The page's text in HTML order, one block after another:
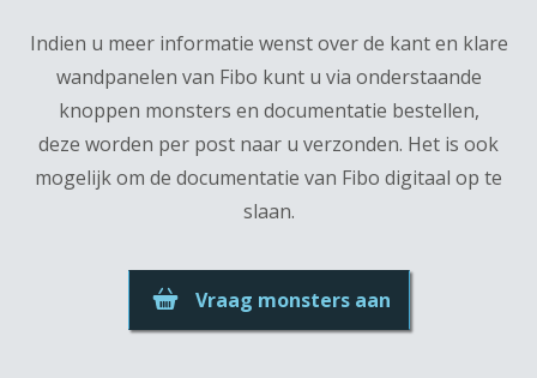
Indien u meer informatie wenst over de kant en klare
wandpanelen van Fibo kunt u via onderstaande
knoppen monsters en documentatie bestellen,
deze worden per post naar u verzonden. Het is ook
mogelijk om de documentatie van Fibo digitaal op te
slaan.
Vraag monsters aan